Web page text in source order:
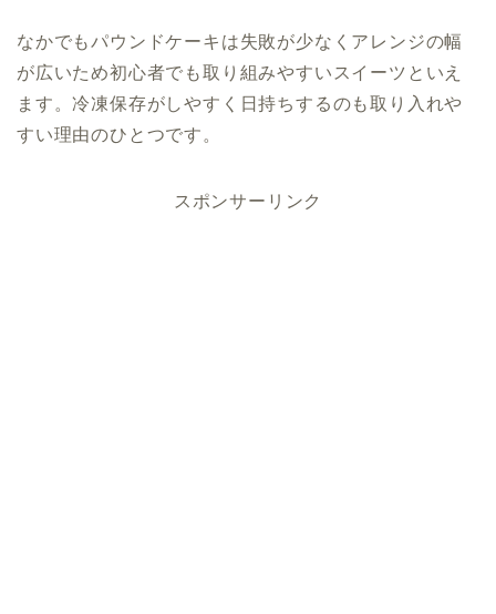
なかでもパウンドケーキは失敗が少なくアレンジの幅
が広いため初心者でも取り組みやすいスイーツといえ
ます。冷凍保存がしやすく日持ちするのも取り入れや
すい理由のひとつです。
スポンサーリンク